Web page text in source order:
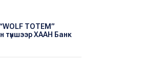
TOTEM”
түншээр ХААН Банк